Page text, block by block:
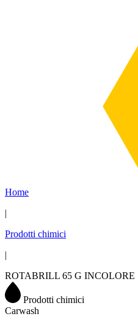
Home
|
Prodotti chimici
|
ROTABRILL 65 G INCOLORE
Prodotti chimici
Carwash